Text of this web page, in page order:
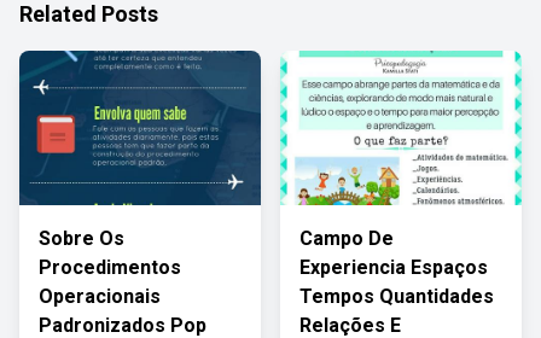
Related Posts
Sobre Os
Procedimentos
Operacionais
Padronizados Pop
Campo De
Experiencia Espaços
Tempos Quantidades
Relações E